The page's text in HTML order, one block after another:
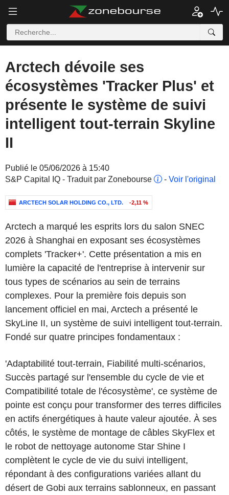
Arctech dévoile ses
écosystèmes 'Tracker Plus' et
présente le système de suivi
intelligent tout-terrain Skyline
II
Publié le 05/06/2026 à 15:40
S&P Capital IQ - Traduit par Zonebourse
- Voir l'original
ARCTECH SOLAR HOLDING CO., LTD. -2,11 %
Arctech a marqué les esprits lors du salon SNEC
2026 à Shanghai en exposant ses écosystèmes
complets 'Tracker+'. Cette présentation a mis en
lumière la capacité de l'entreprise à intervenir sur
tous types de scénarios au sein de terrains
complexes. Pour la première fois depuis son
lancement officiel en mai, Arctech a présenté le
SkyLine II, un système de suivi intelligent tout-terrain.
Fondé sur quatre principes fondamentaux :
'Adaptabilité tout-terrain, Fiabilité multi-scénarios,
Succès partagé sur l'ensemble du cycle de vie et
Compatibilité totale de l'écosystème', ce système de
pointe est conçu pour transformer des terres difficiles
en actifs énergétiques à haute valeur ajoutée. À ses
côtés, le système de montage de câbles SkyFlex et
le robot de nettoyage autonome Star Shine I
complètent le cycle de vie du suivi intelligent,
répondant à des configurations variées allant du
désert de Gobi aux terrains sablonneux, en passant